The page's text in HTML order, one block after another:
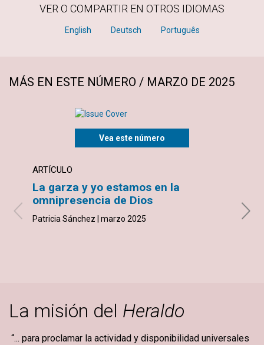
VER O COMPARTIR EN OTROS IDIOMAS
English Deutsch Português
MÁS EN ESTE NÚMERO / MARZO DE 2025
Vea este número
ARTÍCULO
La garza y yo estamos en la
omnipresencia de Dios
Patricia Sánchez | marzo 2025 Liz
La misión del Heraldo
“... para proclamar la actividad y disponibilidad universales